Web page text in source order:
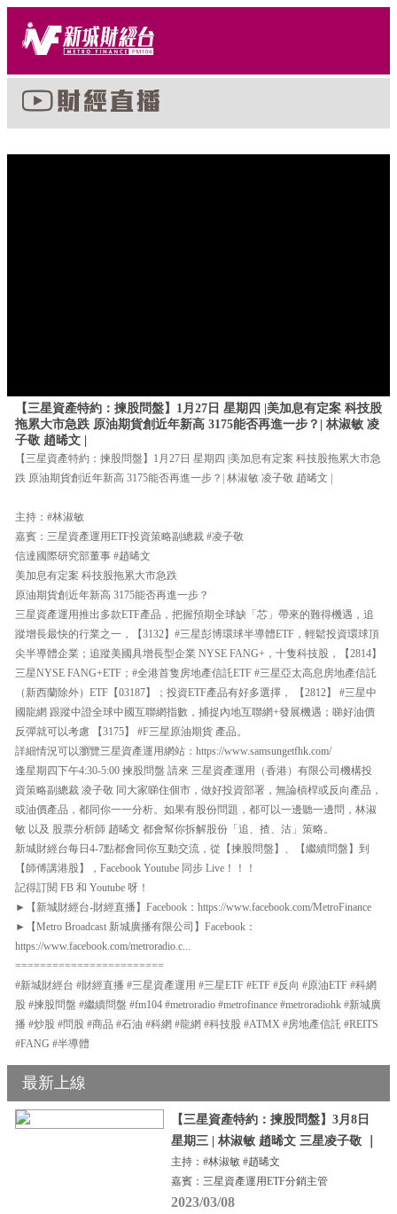
【三星資產特約：揀股問盤】1月27日 星期四 |美加息有定案 科技股
拖累大市急跌 原油期貨創近年新高 3175能否再進一步？| 林淑敏 凌
子敬 趙晞文 |
【三星資產特約：揀股問盤】1月27日 星期四 |美加息有定案 科技股拖累大市急
跌 原油期貨創近年新高 3175能否再進一步？| 林淑敏 凌子敬 趙晞文 |
主持：#林淑敏
嘉賓：三星資產運用ETF投資策略副總裁 #凌子敬
信達國際研究部董事 #趙晞文
美加息有定案 科技股拖累大市急跌
原油期貨創近年新高 3175能否再進一步？
三星資產運用推出多款ETF產品，把握預期全球缺「芯」帶來的難得機遇，追
蹤增長最快的行業之一，【3132】#三星彭博環球半導體ETF，輕鬆投資環球頂
尖半導體企業；追蹤美國具增長型企業 NYSE FANG+，十隻科技股，【2814】
三星NYSE FANG+ETF；#全港首隻房地產信託ETF #三星亞太高息房地產信託
（新西蘭除外）ETF【03187】；投資ETF產品有好多選擇， 【2812】 #三星中
國龍網 跟蹤中證全球中國互聯網指數，捕捉內地互聯網+發展機遇；睇好油價
反彈就可以考慮 【3175】 #F三星原油期貨 產品。
詳細情況可以瀏覽三星資產運用網站：https://www.samsungetfhk.com/
逢星期四下午4:30-5:00 揀股問盤 請來 三星資產運用（香港）有限公司機構投
資策略副總裁 凌子敬 同大家睇住個市，做好投資部署，無論槓桿或反向產品，
或油價產品，都同你一一分析。如果有股份問題，都可以一邊聽一邊問，林淑
敏 以及 股票分析師 趙晞文 都會幫你拆解股份「追、揸、沽」策略。
新城財經台每日4-7點都會同你互動交流，從【揀股問盤】、【繼續問盤】到
【師傅講港股】，Facebook Youtube 同步 Live！！！
記得訂閱 FB 和 Youtube 呀！
►【新城財經台-財經直播】Facebook：https://www.facebook.com/MetroFinance
►【Metro Broadcast 新城廣播有限公司】Facebook：
https://www.facebook.com/metroradio.c...
========================
#新城財經台 #財經直播 #三星資產運用 #三星ETF #ETF #反向 #原油ETF #科網
股 #揀股問盤 #繼續問盤 #fm104 #metroradio #metrofinance #metroradiohk #新城廣
播 #炒股 #問股 #商品 #石油 #科網 #龍網 #科技股 #ATMX #房地產信託 #REITS
#FANG #半導體
最新上線
【三星資產特約：揀股問盤】3月8日
星期三 | 林淑敏 趙晞文 三星凌子敬 ｜
主持：#林淑敏 #趙晞文
嘉賓：三星資產運用ETF分銷主管
2023/03/08